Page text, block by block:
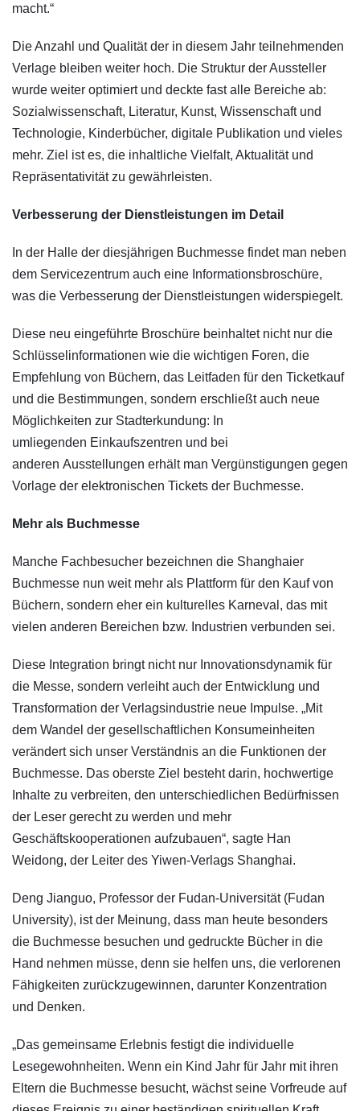
macht.“
Die Anzahl und Qualität der in diesem Jahr teilnehmenden
Verlage bleiben weiter hoch. Die Struktur der Aussteller
wurde weiter optimiert und deckte fast alle Bereiche ab:
Sozialwissenschaft, Literatur, Kunst, Wissenschaft und
Technologie, Kinderbücher, digitale Publikation und vieles
mehr. Ziel ist es, die inhaltliche Vielfalt, Aktualität und
Repräsentativität zu gewährleisten.
Verbesserung der Dienstleistungen im Detail
In der Halle der diesjährigen Buchmesse findet man neben
dem Servicezentrum auch eine Informationsbroschüre,
was die Verbesserung der Dienstleistungen widerspiegelt.
Diese neu eingeführte Broschüre beinhaltet nicht nur die
Schlüsselinformationen wie die wichtigen Foren, die
Empfehlung von Büchern, das Leitfaden für den Ticketkauf
und die Bestimmungen, sondern erschließt auch neue
Möglichkeiten zur Stadterkundung: In
umliegenden Einkaufszentren und bei
anderen Ausstellungen erhält man Vergünstigungen gegen
Vorlage der elektronischen Tickets der Buchmesse.
Mehr als Buchmesse
Manche Fachbesucher bezeichnen die Shanghaier
Buchmesse nun weit mehr als Plattform für den Kauf von
Büchern, sondern eher ein kulturelles Karneval, das mit
vielen anderen Bereichen bzw. Industrien verbunden sei.
Diese Integration bringt nicht nur Innovationsdynamik für
die Messe, sondern verleiht auch der Entwicklung und
Transformation der Verlagsindustrie neue Impulse. „Mit
dem Wandel der gesellschaftlichen Konsumeinheiten
verändert sich unser Verständnis an die Funktionen der
Buchmesse. Das oberste Ziel besteht darin, hochwertige
Inhalte zu verbreiten, den unterschiedlichen Bedürfnissen
der Leser gerecht zu werden und mehr
Geschäftskooperationen aufzubauen“, sagte Han
Weidong, der Leiter des Yiwen-Verlags Shanghai.
Deng Jianguo, Professor der Fudan-Universität (Fudan
University), ist der Meinung, dass man heute besonders
die Buchmesse besuchen und gedruckte Bücher in die
Hand nehmen müsse, denn sie helfen uns, die verlorenen
Fähigkeiten zurückzugewinnen, darunter Konzentration
und Denken.
„Das gemeinsame Erlebnis festigt die individuelle
Lesegewohnheiten. Wenn ein Kind Jahr für Jahr mit ihren
Eltern die Buchmesse besucht, wächst seine Vorfreude auf